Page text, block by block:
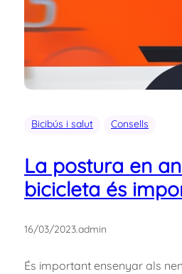
Bicibús i salut Consells
La postura en
bicicleta és
16/03/2023.admin
És important ensenyar als